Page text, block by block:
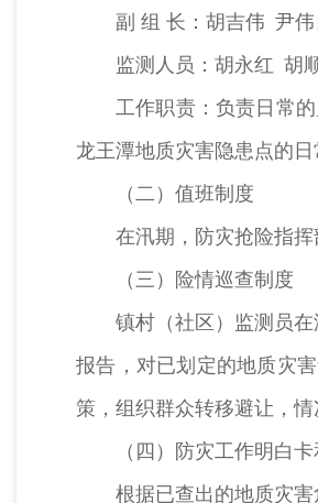
副 组 长：胡吉伟 尹伟
监测人员：胡永红 胡
工作职责：负责日常
龙王潭地质灾害隐患点的日
（二）值班制度
在汛期，防灾抢险指
（三）险情巡查制度
镇村（社区）监测员
报告，对已划定的地质灾
策，组织群众转移避让，
（四）防灾工作明白
根据已查出的地质灾